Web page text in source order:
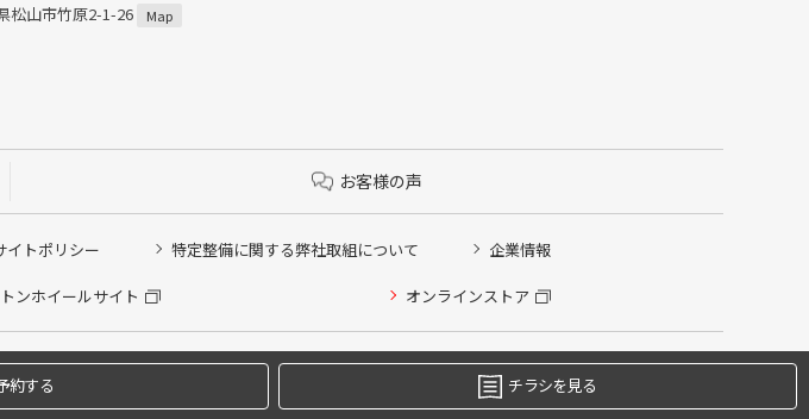
松山市竹原2-1-26 Map
お客様の声
イトポリシー 特定整備に関する弊社取組について 企業情報
ンホイールサイト オンラインストア
Co.,Ltd. All rights Reserved.
約する チラシを見る
選択ください